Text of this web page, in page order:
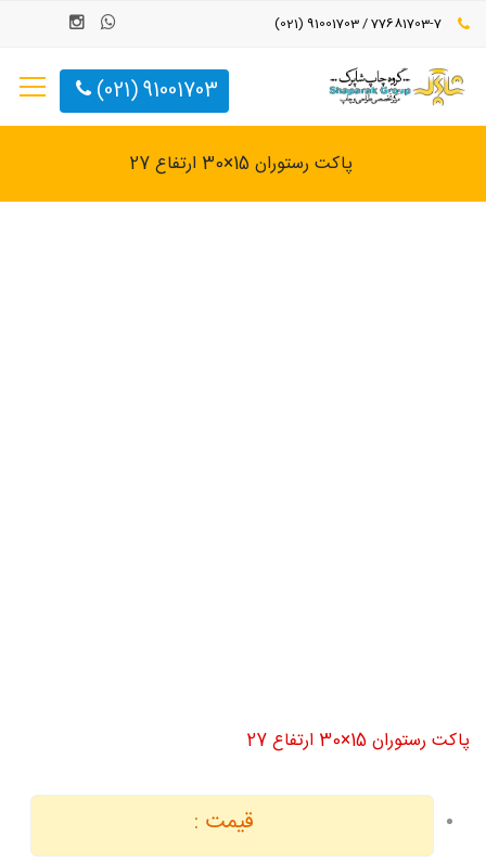
91001703 (021)
پاکت رستوران 15×30 ارتفاع 27
پاکت رستوران 15×30 ارتفاع 27
قیمت :